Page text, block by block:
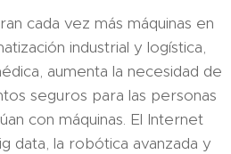
cada vez más máquinas en
industrial y logística,
aumenta la necesidad de
seguros para las personas
con máquinas. El Internet
data, la robótica avanzada y